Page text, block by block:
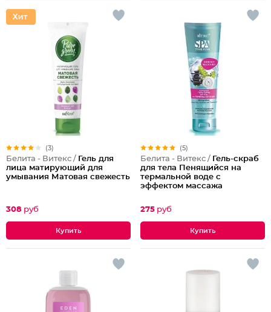
(3)
Белита - Витекс / Гель для
лица матирующий для
умывания Матовая свежесть
308 руб
(5)
Белита - Витекс / Гель-скраб
для тела Пенящийся на
термальной воде с
эффектом массажа
275 руб